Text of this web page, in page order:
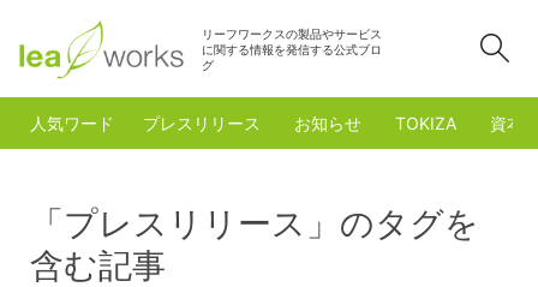
リーフワークスの製品やサービス
に関する情報を発信する公式ブロ
グ
人気ワード プレスリリース お知らせ TOKIZA 資本
「プレスリリース」のタグを
含む記事